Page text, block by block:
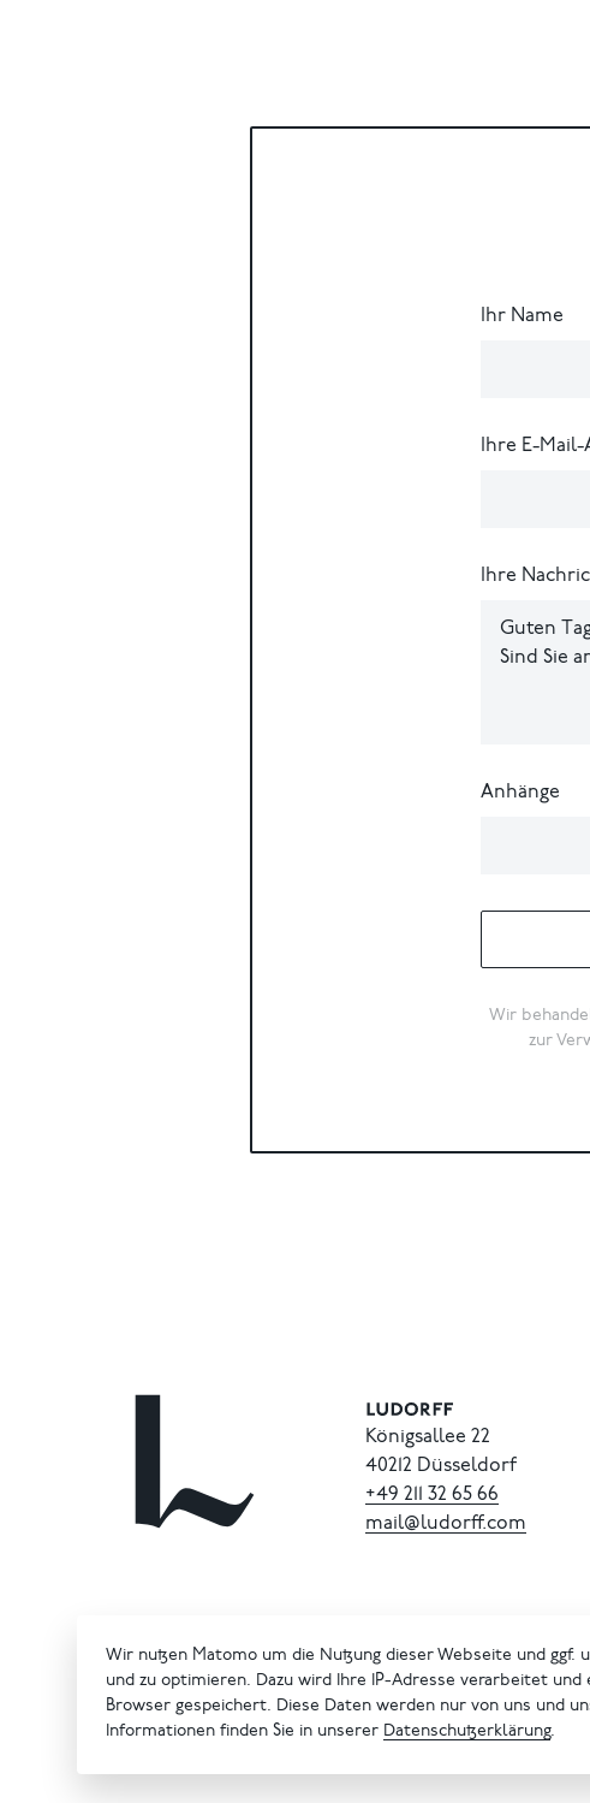
Ihr Name
Ihre E-Mail-
Ihre
Anhänge
Wir
zur
Königsallee 22
40212 Düsseldorf
+49 211 32 65 66
mail@ludorff.com
Wir nutzen Matomo um die Nutzung dieser Webseite und ggf.
und zu optimieren. Dazu wird Ihre IP-Adresse verarbeitet und
Browser gespeichert. Diese Daten werden nur von uns und
Informationen finden Sie in unserer Datenschutzerklärung.